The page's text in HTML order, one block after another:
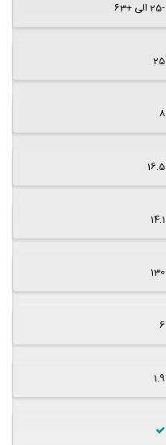
-25 الی +63
25
8
16.5
14.1
130
6
1.9